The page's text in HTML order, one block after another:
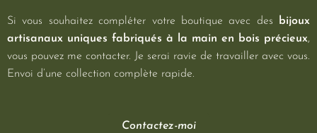
Si vous souhaitez compléter votre boutique avec des bijoux
artisanaux uniques fabriqués à la main en bois précieux,
vous pouvez me contacter. Je serai ravie de travailler avec vous.
Envoi d’une collection complète rapide.
Contactez-moi